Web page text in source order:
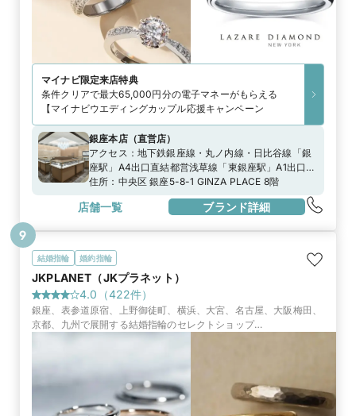
マイナビ限定来店特典
条件クリアで最大65,000円分の電子マネーがもらえる
【マイナビウエディングカップル応援キャンペーン
銀座本店（直営店）
アクセス： 地下鉄銀座線・丸ノ内線・日比谷線「銀
座駅」A4出口直結都営浅草線「東銀座駅」A1出口よ
り徒歩3分都バス「銀座四丁目」より徒歩1分」
住所： 中央区 銀座5-8-1 GINZA PLACE 8階
店舗一覧 ブランド詳細
結婚指輪 婚約指輪
JKPLANET（JKプラネット）
4.0 （422件）
銀座、表参道原宿、上野御徒町、横浜、大宮、名古屋、大阪梅田、
京都、九州で展開する結婚指輪のセレクトショップ
『JKPLANET』。50ブランド2000種類の上質なブライダルリング
9